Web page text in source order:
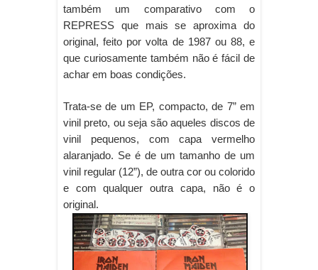
também um comparativo com o
REPRESS que mais se aproxima do
original, feito por volta de 1987 ou 88, e
que curiosamente também não é fácil de
achar em boas condições.
Trata-se de um EP, compacto, de 7” em
vinil preto, ou seja são aqueles discos de
vinil pequenos, com capa vermelho
alaranjado. Se é de um tamanho de um
vinil regular (12”), de outra cor ou colorido
e com qualquer outra capa, não é o
original.